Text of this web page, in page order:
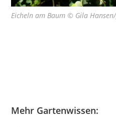
Eicheln am Baum © Gila
Mehr Gartenwissen: